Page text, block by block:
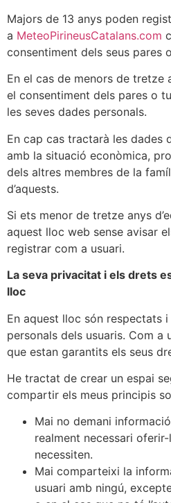
Majors de 13 anys poden
a MeteoPirineusCatalans.com
consentiment dels seus pares
En el cas de menors de tretze
el consentiment dels pares o
les seves dades personals.
En cap cas tractarà les dades
amb la situació econòmica,
dels altres membres de la
d’aquests.
Si ets menor de tretze anys
aquest lloc web sense avisar
registrar com a usuari.
La seva privacitat i els drets
lloc
En aquest lloc són respectats
personals dels usuaris. Com a
que estan garantits els seus
He tractat de crear un espai
compartir els meus principis
Mai no demani
realment necessari
necessiten.
Mai comparteixi la
usuari amb ningú,